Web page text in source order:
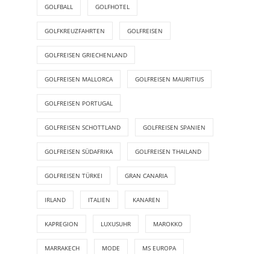
GOLFBALL GOLFHOTEL
GOLFKREUZFAHRTEN GOLFREISEN
GOLFREISEN GRIECHENLAND
GOLFREISEN MALLORCA GOLFREISEN MAURITIUS
GOLFREISEN PORTUGAL
GOLFREISEN SCHOTTLAND GOLFREISEN SPANIEN
GOLFREISEN SÜDAFRIKA GOLFREISEN THAILAND
GOLFREISEN TÜRKEI GRAN CANARIA
IRLAND ITALIEN KANAREN
KAPREGION LUXUSUHR MAROKKO
MARRAKECH MODE MS EUROPA